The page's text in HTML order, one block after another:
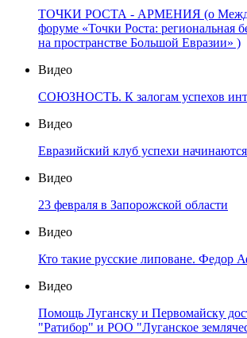
ТОЧКИ РОСТА - АРМЕНИЯ (о
форуме «Точки Роста: региональная
на пространстве Большой Евразии» )
Видео
СОЮЗНОСТЬ. К залогам успехов
Видео
Евразийский клуб успехи
Видео
23 февраля в Запорожской области
Видео
Кто такие русские липоване. Федор
Видео
Помощь Луганску и Первомайску
"Ратибор" и РОО "Луганское